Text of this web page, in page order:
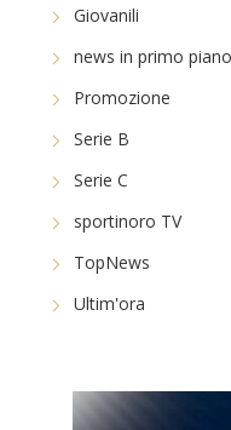
Giovanili
news in primo piano
Promozione
Serie B
Serie C
sportinoro TV
TopNews
Ultim'ora